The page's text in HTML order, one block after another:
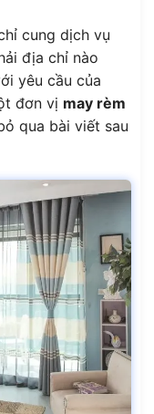
cung dịch vụ
địa chỉ nào
yêu cầu của
đơn vị may rèm
qua bài viết sau